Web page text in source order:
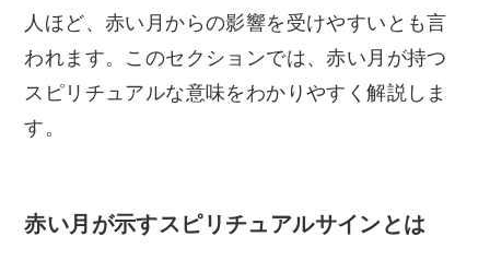
人ほど、赤い月からの影響を受けやすいとも言
われます。このセクションでは、赤い月が持つ
スピリチュアルな意味をわかりやすく解説しま
す。
赤い月が示すスピリチュアルサインとは